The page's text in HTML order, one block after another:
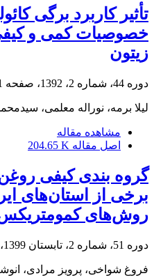
تأثیر کاربرد برگی
خصوصیات کمی و
زیتون
دوره 44، شماره 2، 1392، صفحه
لیلا برمه، نوراله معلمی،
مشاهده مقاله
اصل مقاله 204.65 K
گروه بندی کیفی
برخی از استان‌های
روش‌های
دوره 51، شماره 2، تابستان 1399، صفحه
فروغ شواخی، پرویز مرادی،